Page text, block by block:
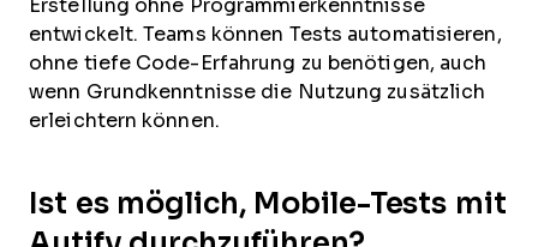
Erstellung ohne Programmierkenntnisse
entwickelt. Teams können Tests automatisieren,
ohne tiefe Code-Erfahrung zu benötigen, auch
wenn Grundkenntnisse die Nutzung zusätzlich
erleichtern können.
Ist es möglich, Mobile-Tests mit